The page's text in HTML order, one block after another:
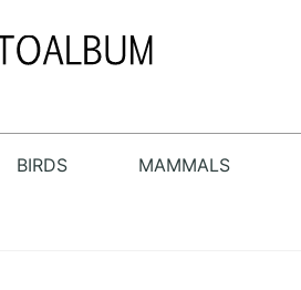
BIRDS MAMMALS